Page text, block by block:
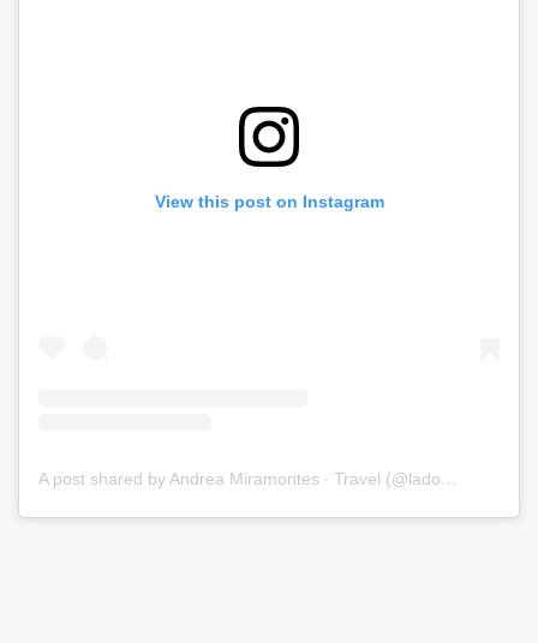
View this post on Instagram
A post shared by Andrea Miramontes ∙ Travel (@ladobviagem)